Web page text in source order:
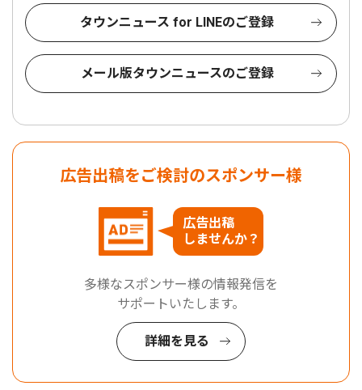
タウンニュース for LINEのご登録
メール版タウンニュースのご登録
広告出稿をご検討のスポンサー様
広告出稿
しませんか？
多様なスポンサー様の情報発信を
サポートいたします。
詳細を見る